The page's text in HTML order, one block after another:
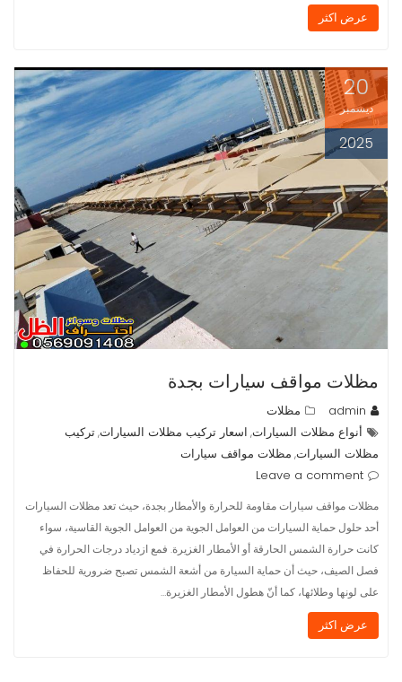
عرض اكثر
20
ديسمبر
2025
مظلات مواقف سيارات بجدة
admin
مظلات
أنواع مظلات السيارات, اسعار تركيب مظلات السيارات,تركيب
مظلات السيارات, مظلات مواقف سيارات
Leave a comment
مظلات مواقف سيارات مقاومة للحرارة والأمطار بجدة، حيث تعد مظلات السيارات
أحد حلول حماية السيارات من العوامل الجوية من العوامل الجوية القاسية، سواء
كانت حرارة الشمس الحارقة أو الأمطار الغزيرة. فمع ازدياد درجات الحرارة في
فصل الصيف، حيث أن حماية السيارة من أشعة الشمس تصبح ضرورية للحفاظ
على لونها وطلائها، كما أنّ هطول الأمطار الغزيرة…
عرض اكثر